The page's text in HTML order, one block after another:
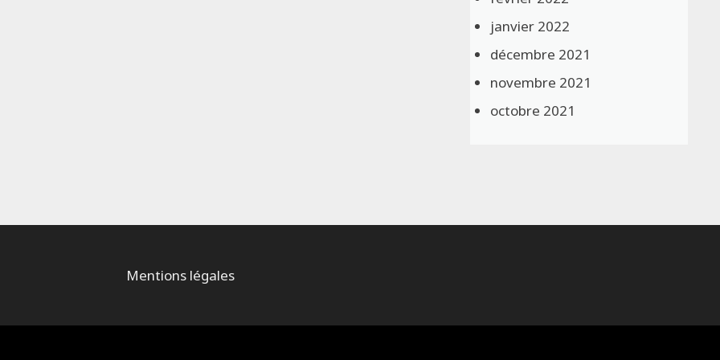
janvier 2022
décembre 2021
novembre 2021
octobre 2021
Mentions légales